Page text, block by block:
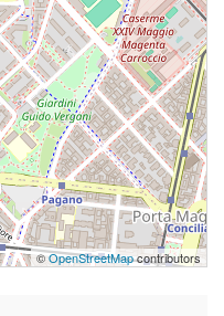
©OpenStreetMapcontributors